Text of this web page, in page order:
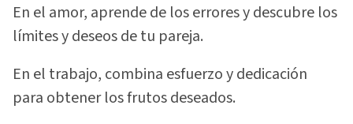
En el amor, aprende de los errores y descubre los
límites y deseos de tu pareja.
En el trabajo, combina esfuerzo y dedicación
para obtener los frutos deseados.